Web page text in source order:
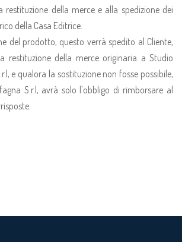
restituzione della merce e alla spedizione dei
della Casa Editrice.
del prodotto, questo verrà spedito al Cliente,
restituzione della merce originaria a Studio
e qualora la sostituzione non fosse possibile,
S.r.l, avrà solo l'obbligo di rimborsare al